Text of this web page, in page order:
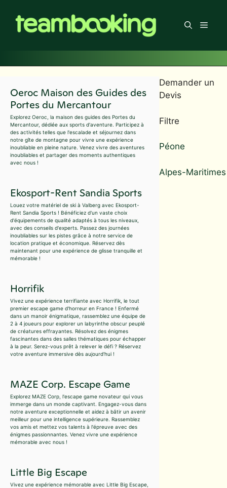
contenu
Menu
Oeroc Maison des Guides des
Portes du Mercantour
Explorez Oeroc, la maison des guides des Portes du
Mercantour, dédiée aux sports d'aventure. Participez à
des activités telles que l'escalade et séjournez dans
notre gîte de montagne pour vivre une expérience
inoubliable en pleine nature. Venez vivre des aventures
inoubliables et partager des moments authentiques
avec nous !
Ekosport-Rent Sandia Sports
Louez votre matériel de ski à Valberg avec Ekosport-
Rent Sandia Sports ! Bénéficiez d'un vaste choix
d'équipements de qualité adaptés à tous les niveaux,
avec des conseils d'experts. Passez des journées
inoubliables sur les pistes grâce à notre service de
location pratique et économique. Réservez dès
maintenant pour une expérience de glisse tranquille et
mémorable !
Horrifik
Vivez une expérience terrifiante avec Horrifik, le tout
premier escape game d'horreur en France ! Enfermé
dans un manoir énigmatique, rassemblez une équipe de
2 à 4 joueurs pour explorer un labyrinthe obscur peuplé
de créatures effrayantes. Résolvez des énigmes
fascinantes dans des salles thématiques pour échapper
à la peur. Serez-vous prêt à relever le défi ? Réservez
votre aventure immersive dès aujourd'hui !
MAZE Corp. Escape Game
Explorez MAZE Corp, l'escape game novateur qui vous
immerge dans un monde captivant. Engagez-vous dans
notre aventure exceptionnelle et aidez à bâtir un avenir
meilleur pour une intelligence supérieure. Rassemblez
vos amis et mettez vos talents à l'épreuve avec des
énigmes passionnantes. Venez vivre une expérience
mémorable avec nous !
Little Big Escape
Vivez une expérience mémorable avec Little Big Escape,
Demander un
Devis
Filtre
Péone
Alpes-Maritimes